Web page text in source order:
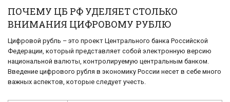
ПОЧЕМУ ЦБ РФ УДЕЛЯЕТ СТОЛЬКО
ВНИМАНИЯ ЦИФРОВОМУ РУБЛЮ
Цифровой рубль – это проект Центрального банка Российской
Федерации, который представляет собой электронную версию
национальной валюты, контролируемую центральным банком.
Введение цифрового рубля в экономику России несет в себе много
важных аспектов, которые следует учесть.